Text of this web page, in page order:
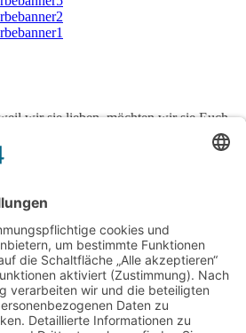
wir sie lieben, möchten wir sie Euch
etwas andere Blog über Nischen und
Eins ist sicher: Hier wird es nicht
dieser Reise!